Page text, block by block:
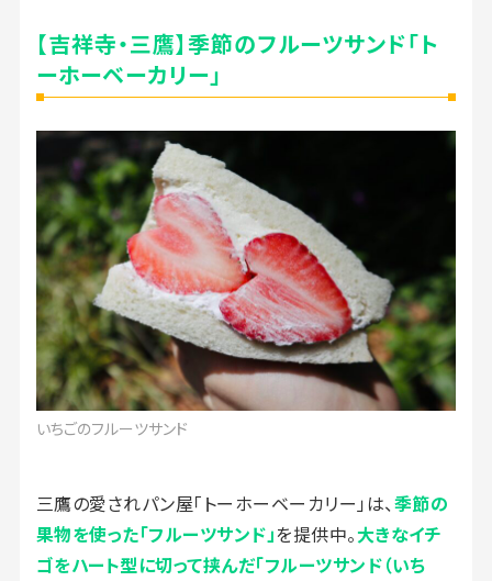
【吉祥寺・三鷹】季節のフルーツサンド「ト
ーホーベーカリー」
いちごのフルーツサンド
三鷹の愛されパン屋「トーホーベーカリー」は、季節の
果物を使った「フルーツサンド」を提供中。大きなイチ
ゴをハート型に切って挟んだ「フルーツサンド（いち